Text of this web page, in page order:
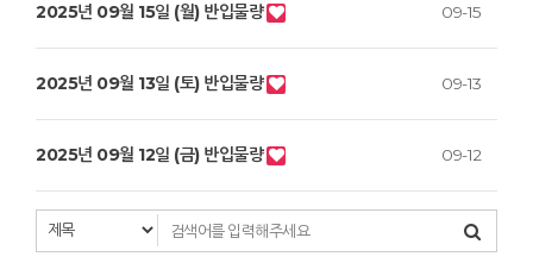
2025년 09월 15일 (월) 반입물량 09-15
2025년 09월 13일 (토) 반입물량 09-13
2025년 09월 12일 (금) 반입물량 09-12